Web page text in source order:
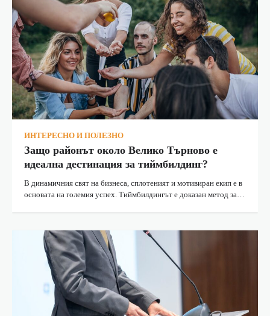
ИНТЕРЕСНО И ПОЛЕЗНО
Защо районът около Велико Търново е
идеална дестинация за тиймбилдинг?
В динамичния свят на бизнеса, сплотеният и мотивиран екип е в
основата на големия успех. Тиймбилдингът е доказан метод за…